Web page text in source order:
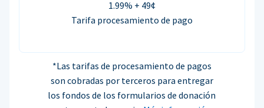
1.99% + 49¢
Tarifa procesamiento de pago
*Las tarifas de procesamiento de pagos
son cobradas por terceros para entregar
los fondos de los formularios de donación